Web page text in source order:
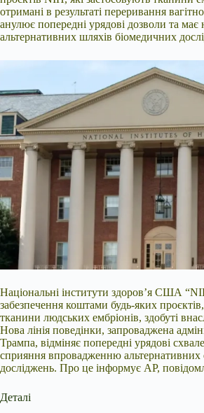
отримані в результаті переривання
анулює попередні урядові дозволи та
альтернативних шляхів біомедичних
Національні інститути здоров’я США
забезпечення коштами будь-яких
тканини людських ембріонів, здобуті
Нова лінія поведінки, запроваджена
Трампа, відміняє попередні урядові
сприяння впровадженню альтернативних
досліджень. Про це інформує AP,
Деталі